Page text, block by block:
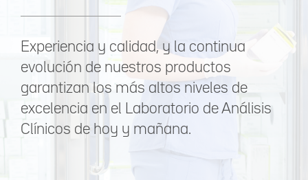
Experiencia y calidad, y la continua
evolución de nuestros productos
garantizan los más altos niveles de
excelencia en el Laboratorio de Análisis
Clínicos de hoy y mañana.